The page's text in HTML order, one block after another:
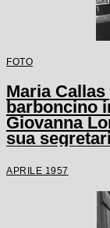
FOTO
Maria
barboncino
Giovanna
sua
APRILE 1957